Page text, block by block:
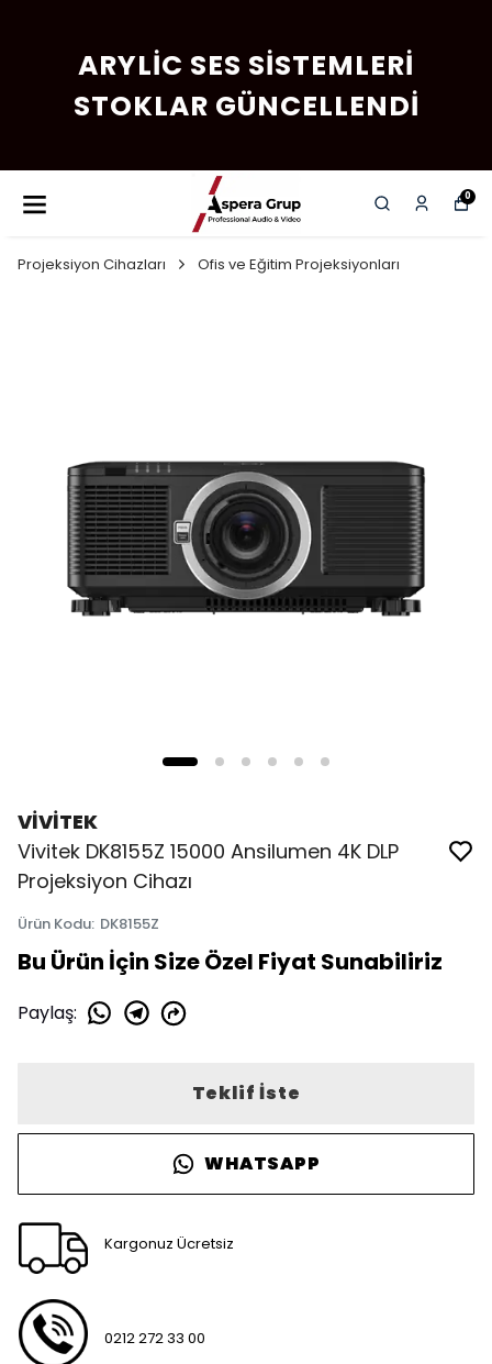
ARYLIC SES SISTEMLERI
STOKLAR GÜNCELLENDI
0
Projeksiyon Cihazları Ofis ve Eğitim Projeksiyonları
VİVİTEK
Vivitek DK8155Z 15000 Ansilumen 4K DLP
Projeksiyon Cihazı
Ürün Kodu: DK8155Z
Bu Ürün İçin Size Özel Fiyat Sunabiliriz
Paylaş:
Teklif İste
WHATSAPP
Kargonuz Ücretsiz
0212 272 33 00